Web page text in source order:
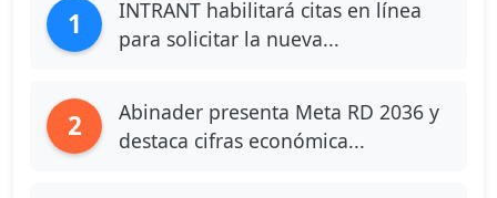
1
INTRANT habilitará citas en línea
para solicitar la nueva...
2
Abinader presenta Meta RD 2036 y
destaca cifras económica...